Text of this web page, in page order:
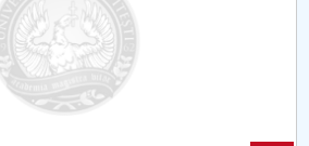
comunitate